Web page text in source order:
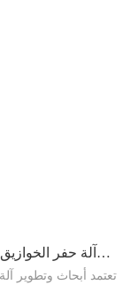
تعتمد أبحاث وتطوير